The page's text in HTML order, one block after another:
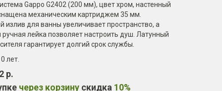
Gappo G2402 (200 мм), цвет хром, настенный
механическим картриджем 35 мм.
излив для ванны увеличивает пространство, а
лейка позволяет настроить душ. Латунный
гарантирует долгий срок службы.
лет.
р.
через корзинускидка 10%